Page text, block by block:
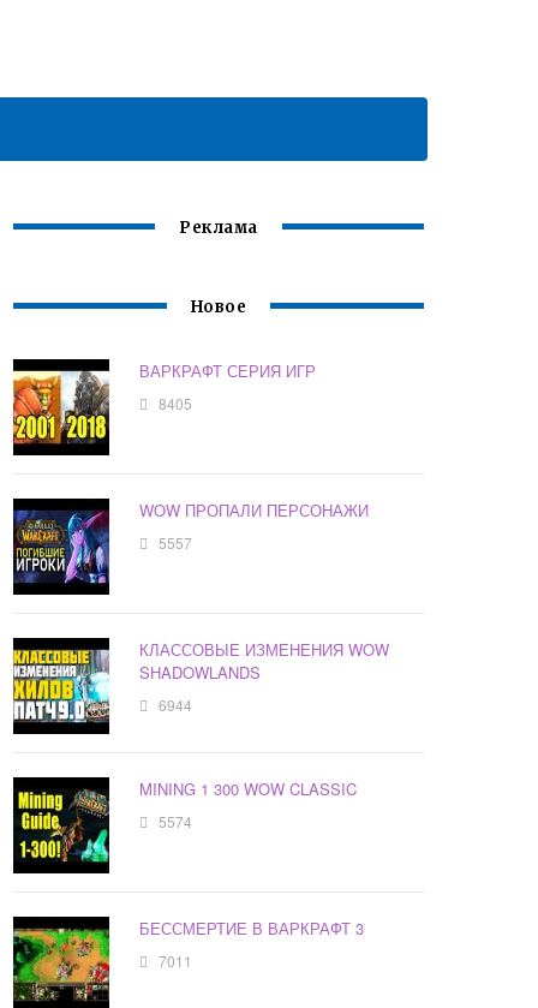
Реклама
Новое
ВАРКРАФТ СЕРИЯ ИГР
8405
WOW ПРОПАЛИ ПЕРСОНАЖИ
5557
КЛАССОВЫЕ ИЗМЕНЕНИЯ WOW
SHADOWLANDS
6944
MINING 1 300 WOW CLASSIC
5574
БЕССМЕРТИЕ В ВАРКРАФТ 3
7011